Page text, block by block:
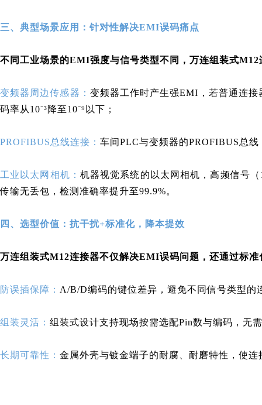
三、典型场景应用：针对性解决EMI误码痛点
不同工业场景的EMI强度与信号类型不同， 万连组装式M12
变频器周边传感器： 变频器工作时产生强EMI，若普通连
码率从10⁻³降至10⁻⁹以下；
PROFIBUS总线连接： 车间PLC与变频器的PROFIBUS总
工业以太网相机： 机器视觉系统的以太网相机，高频信号
传输无丢包，检测准确率提升至99.9%。
四、选型价值：抗干扰+标准化，降本提效
万连组装式M12连接器不仅解决EMI误码问题，还通过标准
防误插保障： A/B/D编码的键位差异，避免不同信号类型
组装灵活： 组装式设计支持现场按需选配Pin数与编码，无
长期可靠性： 金属外壳与镀金端子的耐腐、耐磨特性，使